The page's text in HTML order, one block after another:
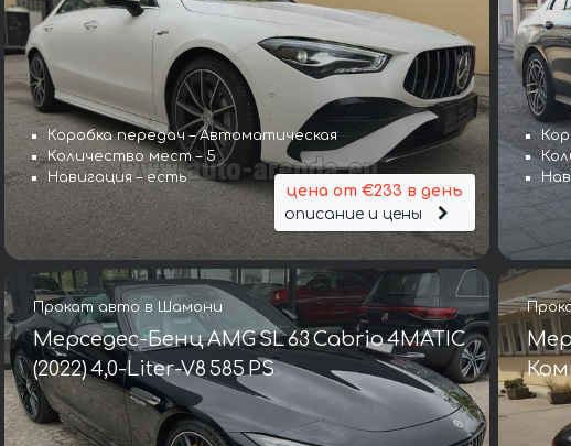
Коробка передач – Автоматическая
Количество мест – 5
Навигация – есть
цена от €233 в день
описание и цены
Прокат авто в Шамони
Мерседес-Бенц AMG SL 63 Cabrio 4MATIC
(2022) 4,0-Liter-V8 585 PS